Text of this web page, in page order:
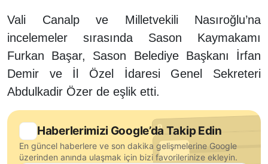
Vali Canalp ve Milletvekili Nasıroğlu’na
incelemeler sırasında Sason Kaymakamı
Furkan Başar, Sason Belediye Başkanı İrfan
Demir ve İl Özel İdaresi Genel Sekreteri
Abdulkadir Özer de eşlik etti.
Haberlerimizi Google’da Takip Edin
En güncel haberlere ve son dakika gelişmelerine Google
üzerinden anında ulaşmak için bizi favorilerinize ekleyin.